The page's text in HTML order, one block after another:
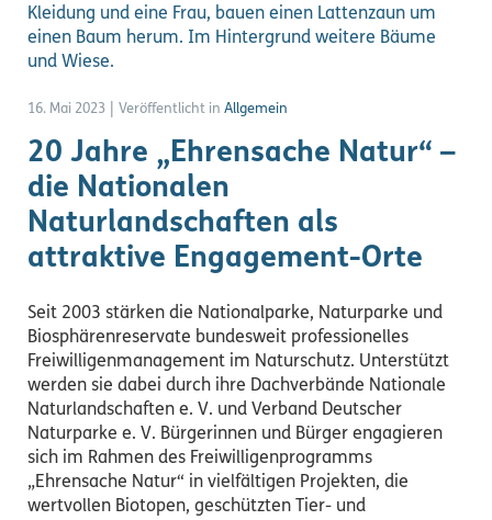
16. Mai 2023 Veröffentlicht in Allgemein
20 Jahre „Ehrensache Natur“ –
die Nationalen
Naturlandschaften als
attraktive Engagement-Orte
Seit 2003 stärken die Nationalparke, Naturparke und
Biosphärenreservate bundesweit professionelles
Freiwilligenmanagement im Naturschutz. Unterstützt
werden sie dabei durch ihre Dachverbände Nationale
Naturlandschaften e. V. und Verband Deutscher
Naturparke e. V. Bürgerinnen und Bürger engagieren
sich im Rahmen des Freiwilligenprogramms
„Ehrensache Natur“ in vielfältigen Projekten, die
wertvollen Biotopen, geschützten Tier- und